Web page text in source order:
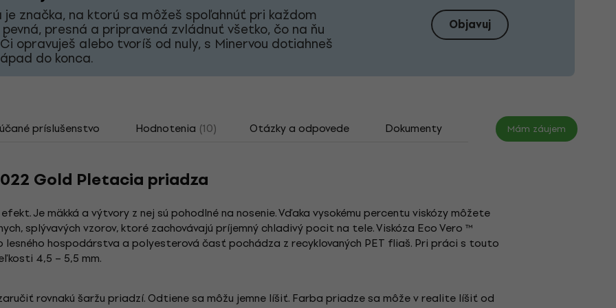
je značka, na ktorú sa môžeš spoľahnúť pri každom
presná a pripravená zvládnuť všetko, čo na ňu
opravuješ alebo tvoríš od nuly, s Minervou dotiahneš
do konca.
Objavuj
príslušenstvo Hodnotenia (10) Otázky a odpovede Dokumenty Mám záujem
Gold Pletacia priadza
Je mäkká a výtvory z nej sú pohodlné na nosenie. Vďaka vysokému percentu viskózy môžete
splývavých vzorov, ktoré zachovávajú príjemný chladivý pocit na tele. Viskóza Eco Vero ™
hospodárstva a polyesterová časť pochádza z recyklovaných PET fliaš. Pri práci s touto
4,5 – 5,5 mm.
rovnakú šaržu priadzí. Odtiene sa môžu jemne líšiť. Farba priadze sa môže v realite líšiť od